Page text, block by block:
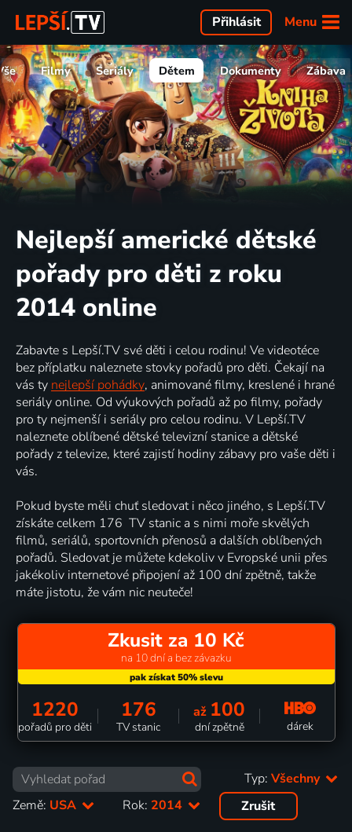
Menu
Přihlásit
Filmy Seriály Dětem Dokumenty Zábava
Nejlepší americké dětské
pořady pro děti z roku
2014 online
Zabavte s Lepší.TV své děti i celou rodinu! Ve videotéce
bez příplatku naleznete stovky pořadů pro děti. Čekají na
vás ty nejlepší pohádky, animované filmy, kreslené i hrané
seriály online. Od výukových pořadů až po filmy, pořady
pro ty nejmenší i seriály pro celou rodinu. V Lepší.TV
naleznete oblíbené dětské televizní stanice a dětské
pořady z televize, které zajistí hodiny zábavy pro vaše děti i
vás.
Pokud byste měli chuť sledovat i něco jiného, s Lepší.TV
získáte celkem 176 TV stanic a s nimi moře skvělých
filmů, seriálů, sportovních přenosů a dalších oblíbených
pořadů. Sledovat je můžete kdekoliv v Evropské unii přes
jakékoliv internetové připojení až 100 dní zpětně, takže
máte jistotu, že vám nic neuteče!
Zkusit za 10 Kč
na 10 dní a bez závazku
1220
pořadů pro děti
176
TV stanic
až 100
dní zpětně dárek
Typ: Všechny
Země: USA Rok: 2014 Zrušit